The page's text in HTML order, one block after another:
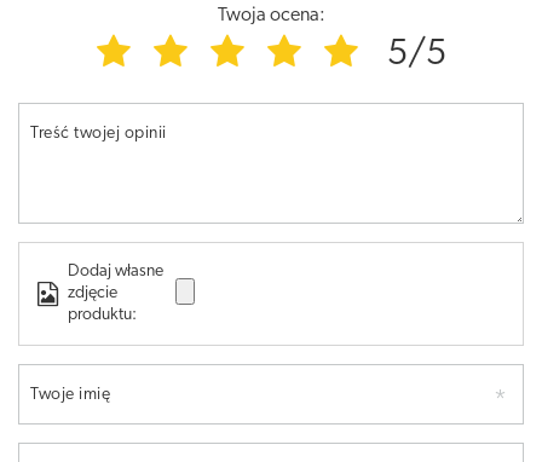
Twoja ocena:
5/5
Treść twojej opinii
Dodaj własne
zdjęcie
produktu:
Twoje imię